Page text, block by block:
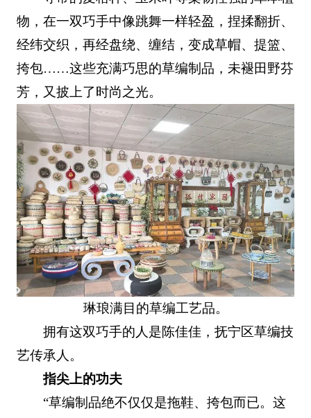
物，在一双巧手中像跳舞一样轻盈，捏揉翻折、
经纬交织，再经盘绕、缠结，变成草帽、提篮、
挎包……这些充满巧思的草编制品，未褪田野芬
芳，又披上了时尚之光。
琳琅满目的草编工艺品。
拥有这双巧手的人是陈佳佳，抚宁区草编技
艺传承人。
指尖上的功夫
“草编制品绝不仅仅是拖鞋、挎包而已。这